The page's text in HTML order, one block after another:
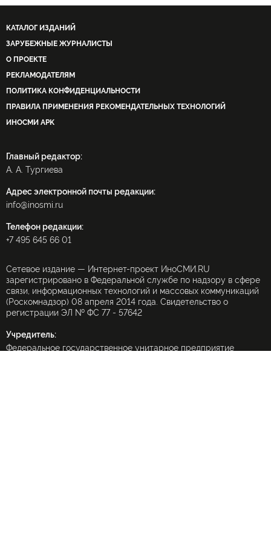
КАТАЛОГ ИЗДАНИЙ
ЗАРУБЕЖНЫЕ ЖУРНАЛИСТЫ
О ПРОЕКТЕ
РЕКЛАМОДАТЕЛЯМ
ПОЛИТИКА КОНФИДЕНЦИАЛЬНОСТИ
ПРАВИЛА ПРИМЕНЕНИЯ РЕКОМЕНДАТЕЛЬНЫХ ТЕХНОЛОГИЙ
ИНОСМИ APK
Главный редактор:
А. А. Тургиева
Адрес электронной почты редакции:
info@inosmi.ru
Телефон редакции:
+7 495 645 66 01
Сетевое издание — Интернет-проект ИноСМИ.RU
зарегистрировано в Федеральной службе по надзору в сфере
связи, информационных технологий и массовых коммуникаций
(Роскомнадзор) 08 апреля 2014 года. Свидетельство о
регистрации ЭЛ № ФС 77 - 57642
Учредитель:
Федеральное государственное унитарное предприятие